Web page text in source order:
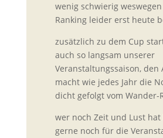
wenig schwierig
Ranking leider erst heute
zusätzlich zu dem Cup
auch so langsam unserer
Veranstaltungssaison, den
macht wie jedes Jahr die
dicht gefolgt vom Wander-
wer noch Zeit und Lust hat
gerne noch für die